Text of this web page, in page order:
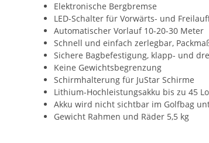
Elektronische Bergbremse
LED-Schalter für Vorwärts- und
Automatischer Vorlauf 10-20-30 Meter
Schnell und einfach zerlegbar,
Sichere Bagbefestigung, klapp- und
Keine Gewichtsbegrenzung
Schirmhalterung für JuStar Schirme
Lithium-Hochleistungsakku bis zu 45
Akku wird nicht sichtbar im Golfbag
Gewicht Rahmen und Räder 5,5 kg